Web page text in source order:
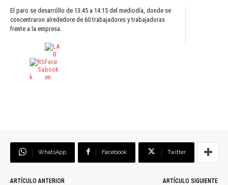
El paro se desarróllo de 13:45 a 14:15 del mediodía, donde se
concentraron alrededore de 60 trabajadores y trabajadoras
frente a la empresa.
WhatsApp Facebook Twitter
ARTÍCULO ANTERIOR
ARTÍCULO SIGUIENTE